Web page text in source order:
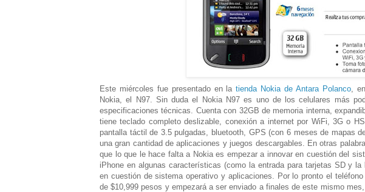
Este miércoles fue presentado en latienda Nokia de Antara Polanco,
Nokia, el N97. Sin duda el Nokia N97 es uno de los celulares más
especificaciones técnicas. Cuenta con 32GB de memoria interna,
tiene teclado completo deslizable, conexión a internet por WiFi, 3G o
pantalla táctil de 3.5 pulgadas, bluetooth, GPS (con 6 meses de mapas
una gran cantidad de aplicaciones y juegos descargables. En otras
que lo que le hace falta a Nokia es empezar a innovar en cuestión del
iPhone en algunas características (como la entrada para tarjetas SD y
en cuestión de sistema operativo y aplicaciones. Por lo pronto el
de $10,999 pesos y empezará a ser enviado a finales de este mismo